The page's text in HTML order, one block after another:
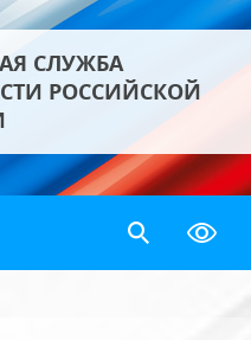
СЛУЖБА
РОССИЙСКОЙ